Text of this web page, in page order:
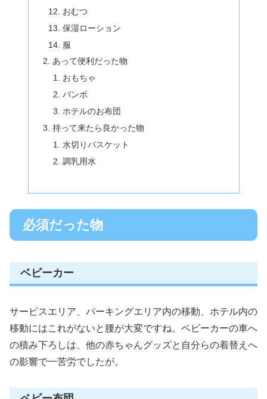
おむつ
保湿ローション
服
あって便利だった物
おもちゃ
バンボ
ホテルのお布団
持って来たら良かった物
水切りバスケット
調乳用水
必須だった物
ベビーカー
サービスエリア、パーキングエリア内の移動、ホテル内の
移動にはこれがないと腰が大変ですね。ベビーカーの車へ
の積み下ろしは、他の赤ちゃんグッズと自分らの着替えへ
の影響で一苦労でしたが。